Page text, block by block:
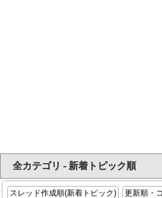
全カテゴリ - 新着トピック順
スレッド作成順(新着トピック)
更新順・